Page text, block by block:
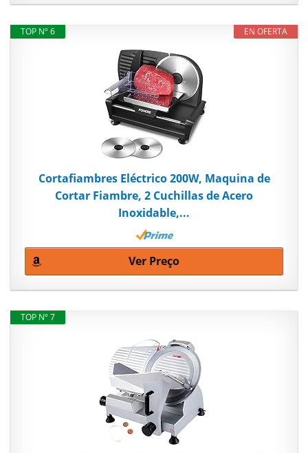
EN OFERTA
TOP Nº 6
Cortafiambres Eléctrico 200W, Maquina de
Cortar Fiambre, 2 Cuchillas de Acero
Inoxidable,...
Ver Preço
TOP Nº 7